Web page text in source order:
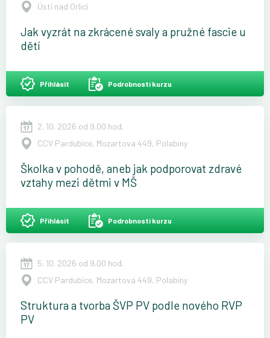
Ústí nad Orlicí
Jak vyzrát na zkrácené svaly a pružné fascie u
dětí
Přihlásit Podrobnosti kurzu
2. 10. 2026 od 9.00 hod.
CCV Pardubice, Mozartova 449, Polabiny
Školka v pohodě, aneb jak podporovat zdravé
vztahy mezi dětmi v MŠ
Přihlásit Podrobnosti kurzu
5. 10. 2026 od 9.00 hod.
CCV Pardubice, Mozartova 449, Polabiny
Struktura a tvorba ŠVP PV podle nového RVP
PV